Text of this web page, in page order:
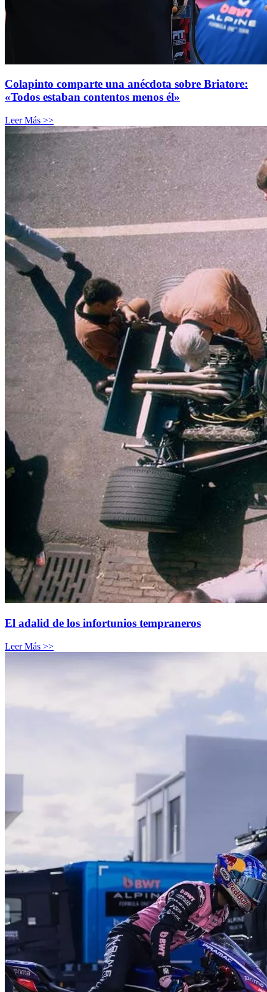
Colapinto comparte una anécdota sobre Briatore:
«Todos estaban contentos menos él»
Leer Más >>
El adalid de los infortunios tempraneros
Leer Más >>